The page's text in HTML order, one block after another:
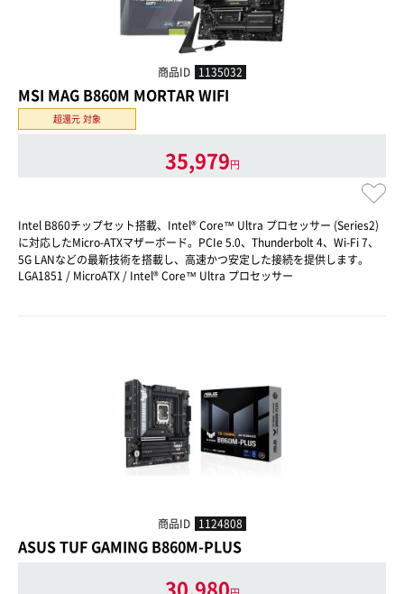
商品ID 1135032
MSI MAG B860M MORTAR WIFI
超還元 対象
35,979円
Intel B860チップセット搭載、Intel® Core™ Ultra プロセッサー (Series2)
に対応したMicro-ATXマザーボード。PCIe 5.0、Thunderbolt 4、Wi-Fi 7、
5G LANなどの最新技術を搭載し、高速かつ安定した接続を提供します。
LGA1851 / MicroATX / Intel® Core™ Ultra プロセッサー
商品ID 1124808
ASUS TUF GAMING B860M-PLUS
30,980